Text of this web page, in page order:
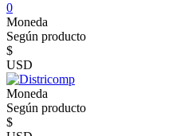
0
Moneda
Según producto
$
USD
Moneda
Según producto
$